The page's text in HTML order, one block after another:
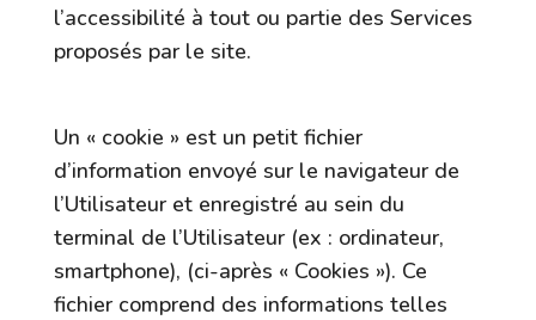
l’accessibilité à tout ou partie des Services
proposés par le site.
Un « cookie » est un petit fichier
d’information envoyé sur le navigateur de
l’Utilisateur et enregistré au sein du
terminal de l’Utilisateur (ex : ordinateur,
smartphone), (ci-après « Cookies »). Ce
fichier comprend des informations telles